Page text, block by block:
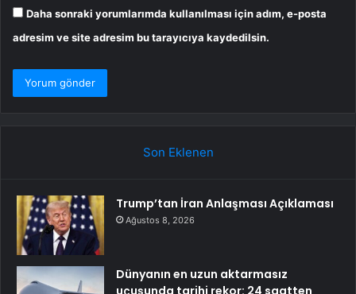
Daha sonraki yorumlarımda kullanılması için adım, e-posta
adresim ve site adresim bu tarayıcıya kaydedilsin.
Son Eklenen
Trump’tan İran Anlaşması Açıklaması
Ağustos 8, 2026
Dünyanın en uzun aktarmasız